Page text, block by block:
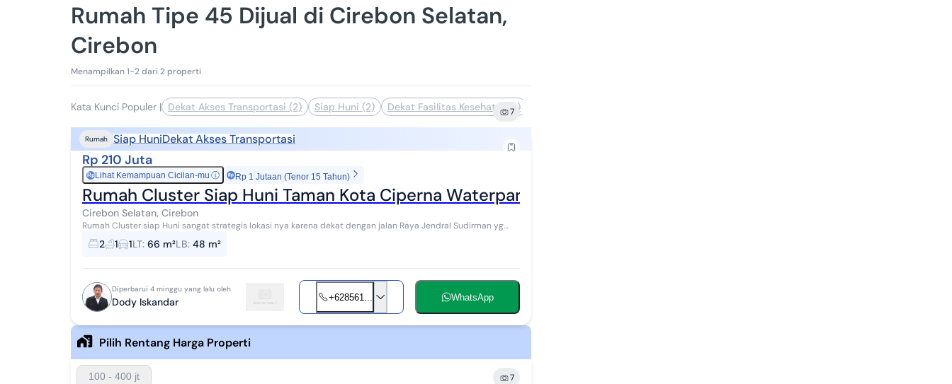
Rumah Tipe 45 Dijual di Cirebon Selatan,
Cirebon
Menampilkan 1-2 dari 2 properti
Kata Kunci Populer | Dekat Akses Transportasi (2) Siap Huni (2) Dekat Fasilitas Kesehatan (1)
7
Rumah Siap HuniDekat Akses Transportasi
Rp 210 Juta
RpLihat Kemampuan Cicilan-mu ⓘ Rp 1 Jutaan (Tenor 15 Tahun)
Rumah Cluster Siap Huni Taman Kota Ciperna Waterpark
Cirebon Selatan, Cirebon
Rumah Cluster siap Huni sangat strategis lokasi nya karena dekat dengan jalan Raya Jendral Sudirman yg
menghungkan kota Cirebon dan kota wisata Kun...
2 1 1LT: 66 m²LB: 48 m²
Diperbarui 4 minggu yang lalu oleh
Dody Iskandar +628561... WhatsApp
Pilih Rentang Harga Properti
100 - 400 jt 7